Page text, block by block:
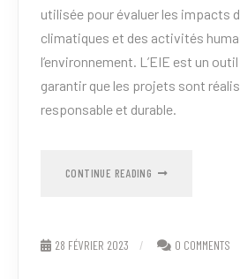
utilisée pour évaluer les impacts
climatiques et des activités
l’environnement. L’EIE est un
garantir que les projets sont
responsable et durable.
CONTINUE READING
28 FÉVRIER 2023 0 COMMENTS